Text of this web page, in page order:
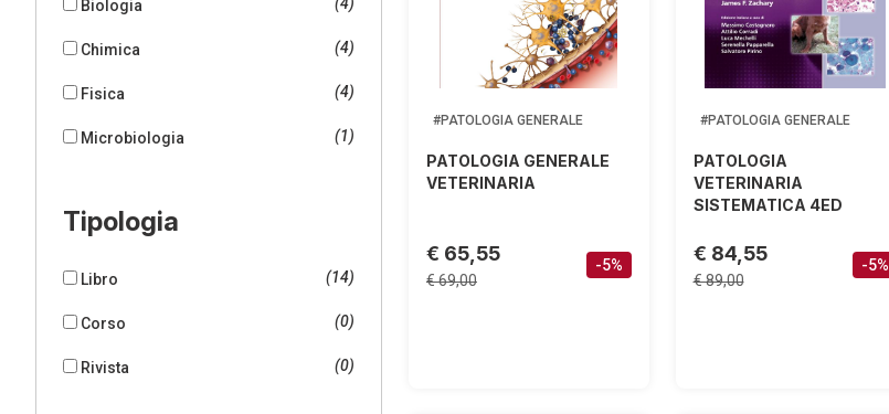
Biologia
Chimica (4)
Fisica (4)
Microbiologia (1)
Tipologia
Libro (14)
Corso (0)
Rivista (0)
#PATOLOGIA GENERALE
PATOLOGIA GENERALE
VETERINARIA
€ 65,55
€ 69,00
-5%
#PATOLOGIA GENERALE
PATOLOGIA
VETERINARIA
SISTEMATICA 4ED
€ 84,55
€ 89,00
-5%